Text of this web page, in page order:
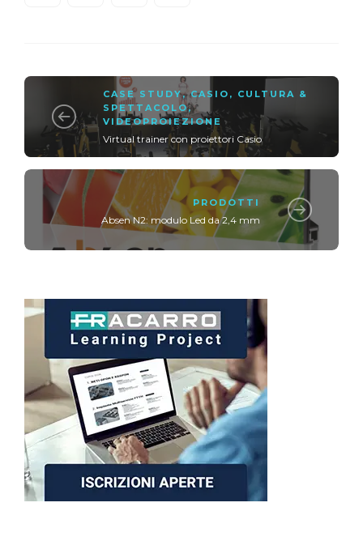
CASE STUDY,CASIO , CULTURA &
SPETTACOLO,
VIDEOPROIEZIONE
Virtual trainer con proiettori Casio
PRODOTTI
Absen N2: modulo Led da 2,4 mm